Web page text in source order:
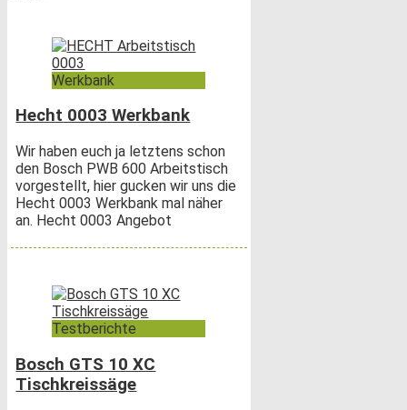
Werkbank
Hecht 0003 Werkbank
Wir haben euch ja letztens schon
den Bosch PWB 600 Arbeitstisch
vorgestellt, hier gucken wir uns die
Hecht 0003 Werkbank mal näher
an. Hecht 0003 Angebot
Testberichte
Bosch GTS 10 XC
Tischkreissäge